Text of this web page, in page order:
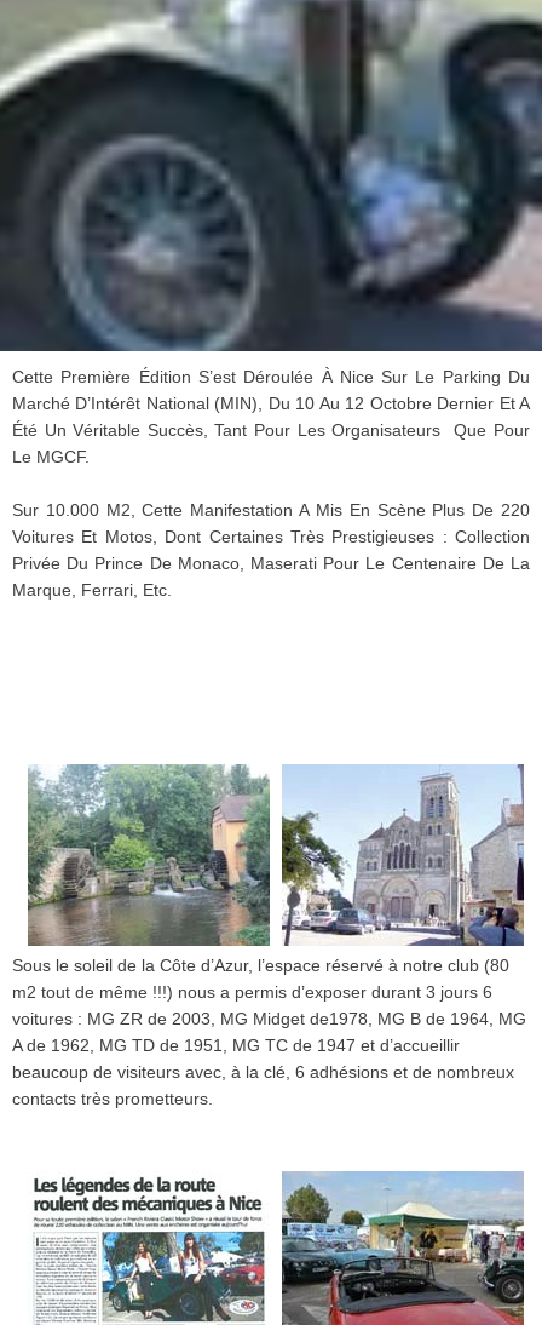
Cette Première Édition S’est Déroulée ÀNice Sur Le Parking Du
Marché D’Intérêt National (MIN), Du 10 Au 12 OctobreDernier Et A
Été UnVéritable Succès,Tant Pour LesOrganisateurs Que Pour
Le MGCF.
Sur 10.000 M2, Cette Manifestation A Mis En Scène Plus De 220
Voitures Et Motos, Dont Certaines Très Prestigieuses : Collection
Privée Du Prince De Monaco, Maserati Pour Le Centenaire De La
Marque, Ferrari, Etc.
Sous le soleil de la Côte d’Azur, l’espace réservé à notre club (80
m2 tout de même !!!) nous a permis d’exposer durant 3 jours 6
voitures : MG ZR de 2003, MG Midget de1978, MG B de 1964, MG
A de 1962, MG TD de 1951, MG TC de 1947 et d’accueillir
beaucoup de visiteurs avec, à la clé, 6 adhésions et de nombreux
contacts très prometteurs.